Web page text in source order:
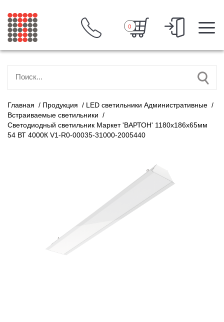
0
Главная / Продукция / LED светильники Административные /
Встраиваемые светильники /
Светодиодный светильник Маркет 'ВАРТОН' 1180х186х65мм
54 ВТ 4000К V1-R0-00035-31000-2005440